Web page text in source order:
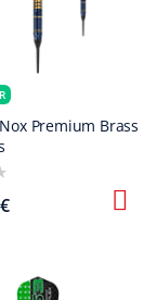
Premium Brass